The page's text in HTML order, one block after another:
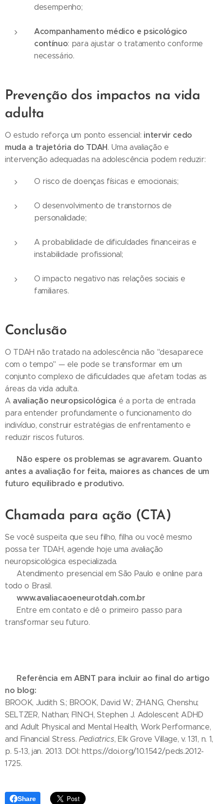
desempenho;
Acompanhamento médico e psicológico
contínuo: para ajustar o tratamento conforme
necessário.
Prevenção dos impactos na vida
adulta
O estudo reforça um ponto essencial: intervir cedo
muda a trajetória do TDAH. Uma avaliação e
intervenção adequadas na adolescência podem reduzir:
O risco de doenças físicas e emocionais;
O desenvolvimento de transtornos de
personalidade;
A probabilidade de dificuldades financeiras e
instabilidade profissional;
O impacto negativo nas relações sociais e
familiares.
Conclusão
O TDAH não tratado na adolescência não "desaparece
com o tempo" — ele pode se transformar em um
conjunto complexo de dificuldades que afetam todas as
áreas da vida adulta.
A avaliação neuropsicológica é a porta de entrada
para entender profundamente o funcionamento do
indivíduo, construir estratégias de enfrentamento e
reduzir riscos futuros.
Não espere os problemas se agravarem. Quanto
antes a avaliação for feita, maiores as chances de um
futuro equilibrado e produtivo.
Chamada para ação (CTA)
Se você suspeita que seu filho, filha ou você mesmo
possa ter TDAH, agende hoje uma avaliação
neuropsicológica especializada.
📍 Atendimento presencial em São Paulo e online para
todo o Brasil.
🌐www.avaliacaoeneurotdah.com.br
📩 Entre em contato e dê o primeiro passo para
transformar seu futuro.
Referência em ABNT para incluir ao final do artigo
no blog:
BROOK, Judith S.; BROOK, David W.; ZHANG, Chenshu;
SELTZER, Nathan; FINCH, Stephen J. Adolescent ADHD
and Adult Physical and Mental Health, Work Performance,
and Financial Stress. Pediatrics, Elk Grove Village, v. 131, n. 1,
p. 5-13, jan. 2013. DOI: https://doi.org/10.1542/peds.2012-
1725.
Share